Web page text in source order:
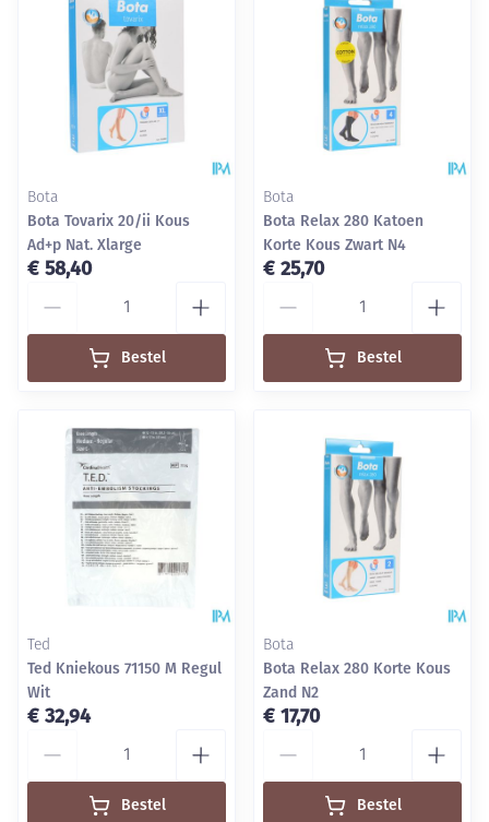
Bota
Bota Tovarix 20/ii Kous
Ad+p Nat. Xlarge
€ 58,40
Bestel
Bota
Bota Relax 280 Katoen
Korte Kous Zwart N4
€ 25,70
Bestel
Ted
Ted Kniekous 71150 M Regul
Wit
€ 32,94
Bestel
Bota
Bota Relax 280 Korte Kous
Zand N2
€ 17,70
Bestel